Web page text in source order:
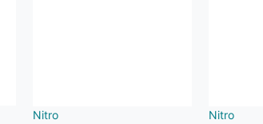
Nitro
Nitro